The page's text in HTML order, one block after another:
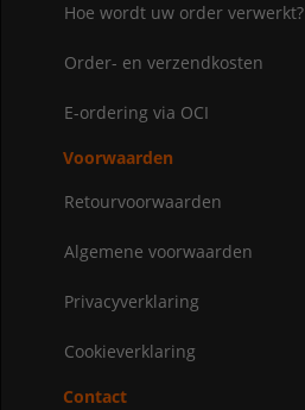
Hoe wordt uw order verwerkt?
Order- en verzendkosten
E-ordering via OCI
Voorwaarden
Retourvoorwaarden
Algemene voorwaarden
Privacyverklaring
Cookieverklaring
Contact